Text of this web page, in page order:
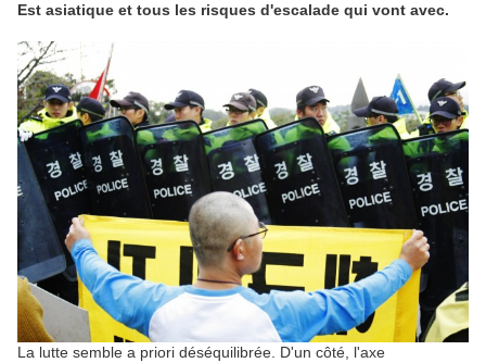
Est asiatique et tous les risques d'escalade qui vont avec.
La lutte semble a priori déséquilibrée. D'un côté, l'axe